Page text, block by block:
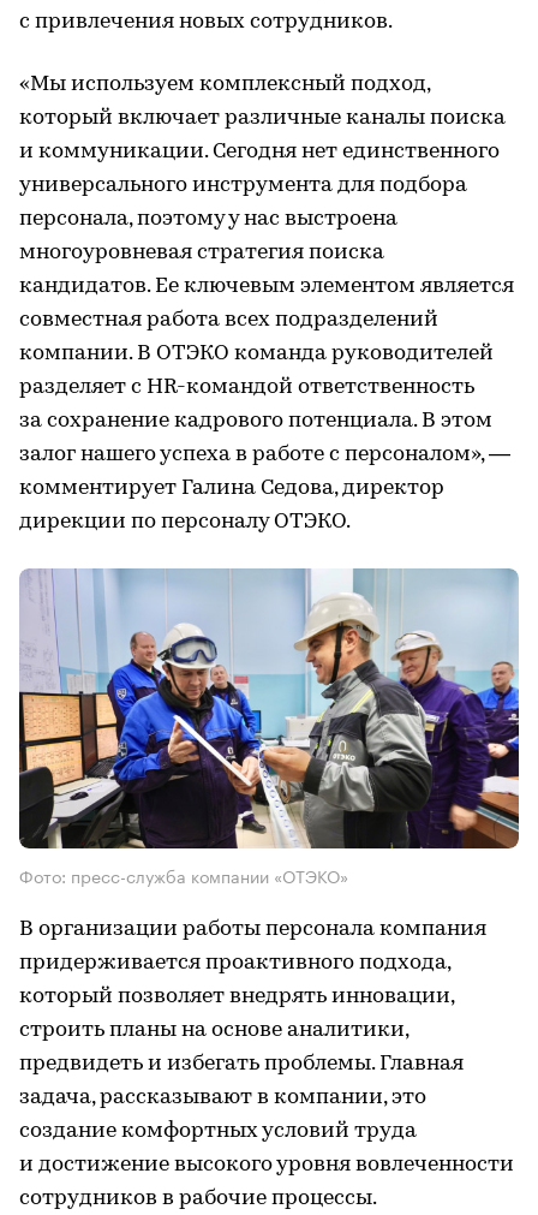
с привлечения новых сотрудников.
«Мы используем комплексный подход,
который включает различные каналы поиска
и коммуникации. Сегодня нет единственного
универсального инструмента для подбора
персонала, поэтому у нас выстроена
многоуровневая стратегия поиска
кандидатов. Ее ключевым элементом является
совместная работа всех подразделений
компании. В ОТЭКО команда руководителей
разделяет с HR-командой ответственность
за сохранение кадрового потенциала. В этом
залог нашего успеха в работе с персоналом», —
комментирует Галина Седова, директор
дирекции по персоналу ОТЭКО.
Фото: пресс-служба компании «ОТЭКО»
В организации работы персонала компания
придерживается проактивного подхода,
который позволяет внедрять инновации,
строить планы на основе аналитики,
предвидеть и избегать проблемы. Главная
задача, рассказывают в компании, это
создание комфортных условий труда
и достижение высокого уровня вовлеченности
сотрудников в рабочие процессы.